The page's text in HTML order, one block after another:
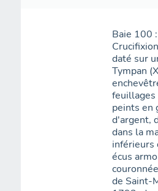
Baie 100
daté sur
Tympan
peints en
d'argent,
dans la
inférieurs
écus
de Saint-